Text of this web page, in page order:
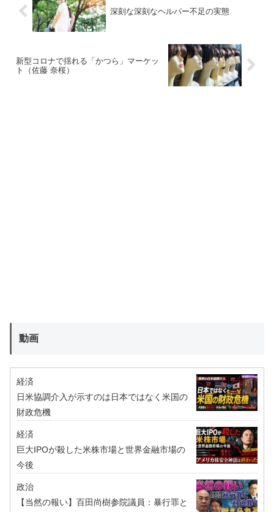
深刻な深刻なヘルパー不足の実態
新型コロナで揺れる「かつら」マーケッ
ト（佐藤 奈桜）
動画
経済
日米協調介入が示すのは日本ではなく米国の
財政危機
経済
巨大IPOが殺した米株市場と世界金融市場の
今後
政治
【当然の報い】百田尚樹参院議員：暴行罪と